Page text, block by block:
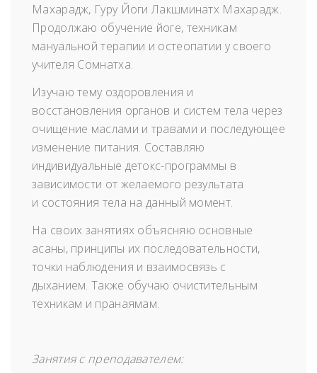
Махарадж, Гуру Йоги Лакшминатх Махарадж.
Продолжаю обучение йоге, техникам
мануальной терапии и остеопатии у своего
учителя Сомнатха.
Изучаю тему оздоровления и
восстановления органов и систем тела через
очищение маслами и травами и последующее
изменение питания. Составляю
индивидуальные детокс-программы в
зависимости от желаемого результата
и состояния тела на данный момент.
На своих занятиях объясняю основные
асаны, принципы их последовательности,
точки наблюдения и взаимосвязь с
дыханием. Также обучаю очистительным
техникам и пранаямам.
Занятия с преподавателем: